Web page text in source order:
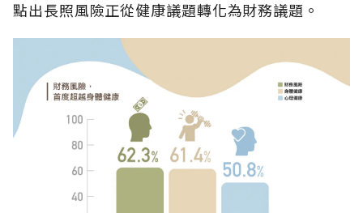
點出長照風險正從健康議題轉化為財務議題。